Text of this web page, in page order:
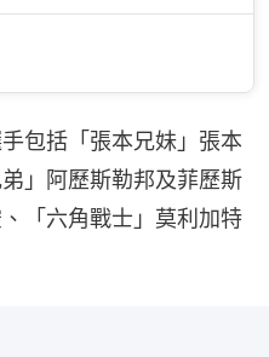
包括「張本兄妹」張本
」阿歷斯勒邦及菲歷斯
「六角戰士」莫利加特